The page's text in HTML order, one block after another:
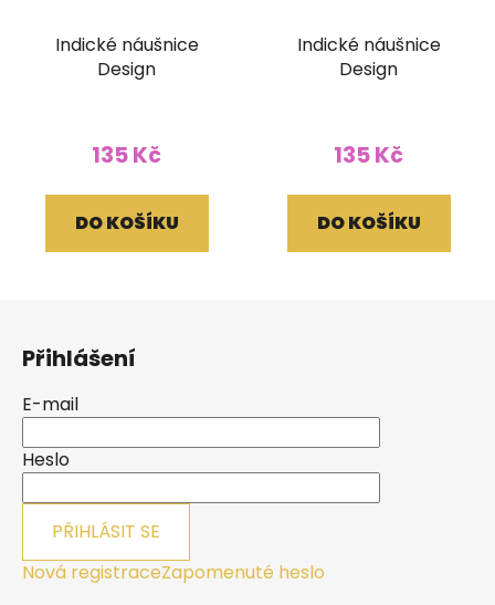
Indické náušnice
Design
135 Kč
DO KOŠÍKU
Indické náušnice
Design
135 Kč
DO KOŠÍKU
Přihlášení
E-mail
Heslo
PŘIHLÁSIT SE
Nová registraceZapomenuté heslo